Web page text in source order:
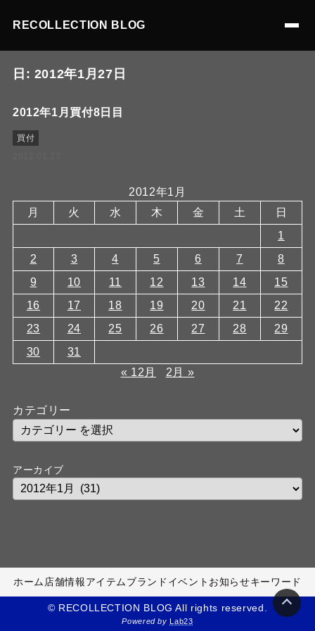
RECOLLECTION BLOG
日: 2012年1月27日
2012年1月買付8日目
買付
2012年1月
月
火 水 木 金 土
日
1
2
3 4 5 6 7
8
9
10 11 12 13 14
15
16
17 18 19 20 21
22
23
24 25 26 27 28
29
30
31
« 12月
2月 »
カテゴリー
アーカイブ
ホーム 店舗情報アイテムブランド イベント お知らせキーワード
© RECOLLECTION BLOG All rights reserved.
Powered byLab23